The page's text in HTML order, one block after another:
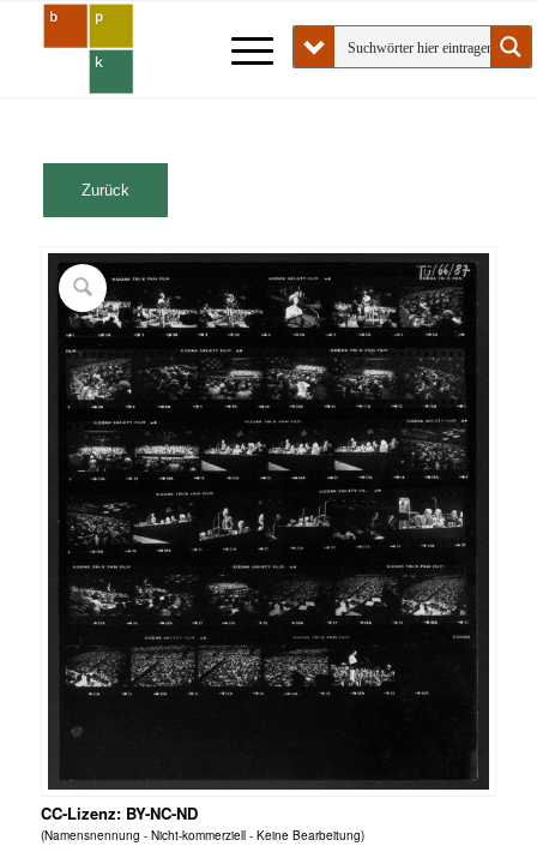
CC-Lizenz: BY-NC-ND
(Namensnennung - Nicht-kommerziell - Keine Bearbeitung)